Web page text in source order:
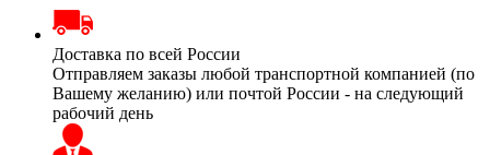
Доставка по всей России
Отправляем заказы любой транспортной компанией (по
Вашему желанию) или почтой России - на следующий
рабочий день